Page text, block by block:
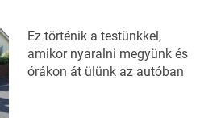
Ez történik a testünkkel,
amikor nyaralni megyünk és
órákon át ülünk az autóban